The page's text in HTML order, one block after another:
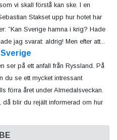
vi skall förstå kan ske. I en
Stakset upp hur hotet har
”Kan Sverige hamna i krig? Hade
jag svarat: aldrig! Men efter att...
ser på ett anfall från Ryssland. På
du se ett mycket intressant
förra året under Almedalsveckan.
då blir du rejält informerad om hur